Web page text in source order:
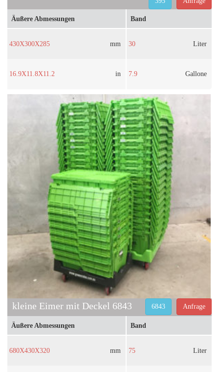
Äußere Abmessungen
430X300X285 mm
16.9X11.8X11.2 in
Band
30 Liter
7.9 Gallone
kleine Eimer mit Deckel 6843 Anfrage
6843
Äußere Abmessungen
680X430X320 mm
Band
75 Liter